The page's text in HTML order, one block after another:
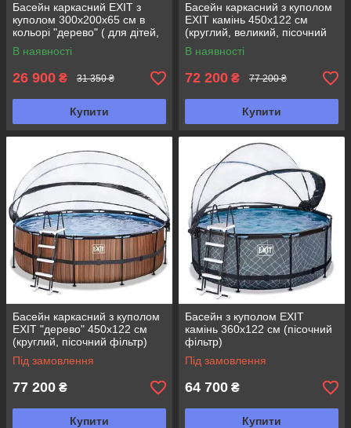
Басейн каркасний EXIT з
куполом 300х200х65 см в
кольорі "дерево" ( для дітей,
дачі)
В наявності
26 900 ₴ 31 350 ₴
Купити
Басейн каркасний з куполом
EXIT камінь 450х122 см
(круглий, великий, пісочний
фільтр)
В наявності
72 200 ₴ 77 200 ₴
Купити
Басейн каркасний з куполом
EXIT "дерево" 450х122 см
(круглий, пісочний фільтр)
Під замовлення
77 200 ₴
Купити
Басейн з куполом EXIT
камінь 360х122 см (пісочний
фільтр)
Під замовлення
64 700 ₴
Купити